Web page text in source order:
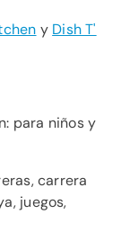
y Dish T'
para niños y
carrera
juegos,